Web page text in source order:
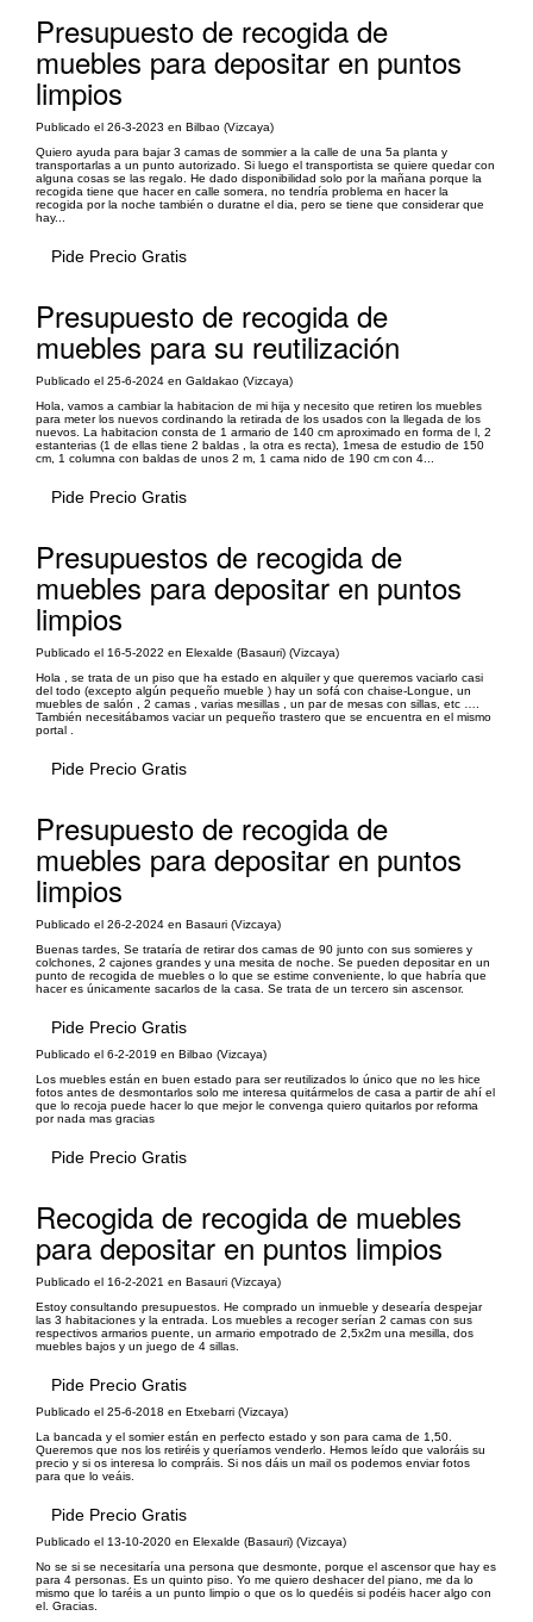
Presupuesto de recogida de
muebles para depositar en puntos
limpios
Publicado el 26-3-2023 en Bilbao (Vizcaya)
Quiero ayuda para bajar 3 camas de sommier a la calle de una 5a planta y
transportarlas a un punto autorizado. Si luego el transportista se quiere quedar con
alguna cosas se las regalo. He dado disponibilidad solo por la mañana porque la
recogida tiene que hacer en calle somera, no tendría problema en hacer la
recogida por la noche también o duratne el dia, pero se tiene que considerar que
hay...
Pide Precio Gratis
Presupuesto de recogida de
muebles para su reutilización
Publicado el 25-6-2024 en Galdakao (Vizcaya)
Hola, vamos a cambiar la habitacion de mi hija y necesito que retiren los muebles
para meter los nuevos cordinando la retirada de los usados con la llegada de los
nuevos. La habitacion consta de 1 armario de 140 cm aproximado en forma de l, 2
estanterias (1 de ellas tiene 2 baldas , la otra es recta), 1mesa de estudio de 150
cm, 1 columna con baldas de unos 2 m, 1 cama nido de 190 cm con 4...
Pide Precio Gratis
Presupuestos de recogida de
muebles para depositar en puntos
limpios
Publicado el 16-5-2022 en Elexalde (Basauri) (Vizcaya)
Hola , se trata de un piso que ha estado en alquiler y que queremos vaciarlo casi
del todo (excepto algún pequeño mueble ) hay un sofá con chaise-Longue, un
muebles de salón , 2 camas , varias mesillas , un par de mesas con sillas, etc ….
También necesitábamos vaciar un pequeño trastero que se encuentra en el mismo
portal .
Pide Precio Gratis
Presupuesto de recogida de
muebles para depositar en puntos
limpios
Publicado el 26-2-2024 en Basauri (Vizcaya)
Buenas tardes, Se trataría de retirar dos camas de 90 junto con sus somieres y
colchones, 2 cajones grandes y una mesita de noche. Se pueden depositar en un
punto de recogida de muebles o lo que se estime conveniente, lo que habría que
hacer es únicamente sacarlos de la casa. Se trata de un tercero sin ascensor.
Pide Precio Gratis
Publicado el 6-2-2019 en Bilbao (Vizcaya)
Los muebles están en buen estado para ser reutilizados lo único que no les hice
fotos antes de desmontarlos solo me interesa quitármelos de casa a partir de ahí el
que lo recoja puede hacer lo que mejor le convenga quiero quitarlos por reforma
por nada mas gracias
Pide Precio Gratis
Recogida de recogida de muebles
para depositar en puntos limpios
Publicado el 16-2-2021 en Basauri (Vizcaya)
Estoy consultando presupuestos. He comprado un inmueble y desearía despejar
las 3 habitaciones y la entrada. Los muebles a recoger serían 2 camas con sus
respectivos armarios puente, un armario empotrado de 2,5x2m una mesilla, dos
muebles bajos y un juego de 4 sillas.
Pide Precio Gratis
Publicado el 25-6-2018 en Etxebarri (Vizcaya)
La bancada y el somier están en perfecto estado y son para cama de 1,50.
Queremos que nos los retiréis y queríamos venderlo. Hemos leído que valoráis su
precio y si os interesa lo compráis. Si nos dáis un mail os podemos enviar fotos
para que lo veáis.
Pide Precio Gratis
Publicado el 13-10-2020 en Elexalde (Basauri) (Vizcaya)
No se si se necesitaría una persona que desmonte, porque el ascensor que hay es
para 4 personas. Es un quinto piso. Yo me quiero deshacer del piano, me da lo
mismo que lo taréis a un punto limpio o que os lo quedéis si podéis hacer algo con
el. Gracias.